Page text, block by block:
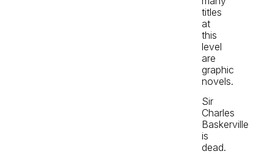
titles
at
this
level
are
graphic
novels.
Sir
Charles
Baskerville
is
dead.